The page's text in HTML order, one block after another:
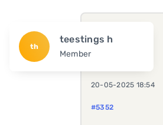
th
teestings h
Member
20-05-2025 18:54
#5352